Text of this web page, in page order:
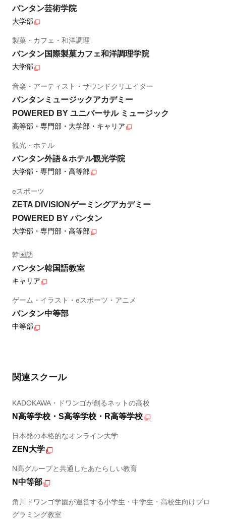
バンタン芸術学院
大学部
製菓・カフェ・和洋調理
バンタン国際製菓カフェ和洋調理学院
大学部
音楽・アーティスト・サウンドクリエイター
バンタンミュージックアカデミー
POWERED BY ユニバーサル ミュージック
高等部・専門部・大学部・キャリア
観光・ホテル
バンタン外語＆ホテル観光学院
大学部・専門部・高等部
eスポーツ
ZETA DIVISIONゲーミングアカデミー
POWERED BY バンタン
大学部・専門部・高等部
韓国語
バンタン韓国語教室
キャリア
ゲーム・イラスト・eスポーツ・アニメ
バンタン中等部
中等部
関連スクール
KADOKAWA・ドワンゴが創るネットの高校
N高等学校・S高等学校・R高等学校
日本発の本格的なオンライン大学
ZEN大学
N高グループと共通したあたらしい教育
N中等部
角川ドワンゴ学園が運営する小学生・中学生・高校生向けプロ
グラミング教室